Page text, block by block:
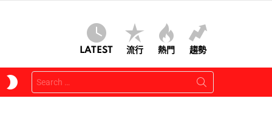
LATEST 流行 熱門 趨勢
SKIN
Search
for: